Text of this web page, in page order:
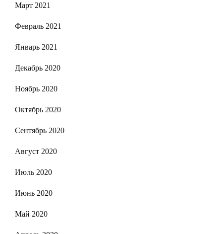
Март 2021
Февраль 2021
Январь 2021
Декабрь 2020
Ноябрь 2020
Октябрь 2020
Сентябрь 2020
Август 2020
Июль 2020
Июнь 2020
Май 2020